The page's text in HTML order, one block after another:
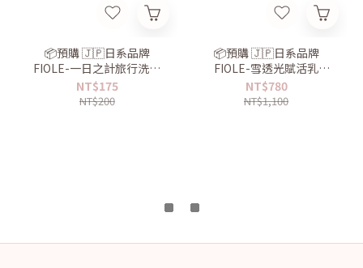
📦預購 🇯🇵日系品牌
FIOLE-一日之計旅行洗護
系列50ML 新款上架✨
NT$175
NT$200
📦預購 🇯🇵日系品牌
FIOLE-雪透光賦活乳
150ml
NT$780
NT$1,100